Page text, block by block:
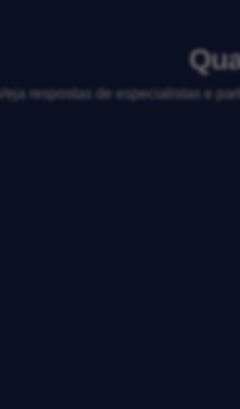
Veja respostas de especialistas e